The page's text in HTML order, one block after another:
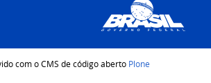
com o CMS de código aberto Plone